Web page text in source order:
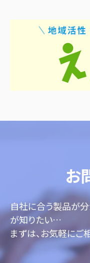
お
自社に合う製品が
が知りたい…
まずは、お気軽にご